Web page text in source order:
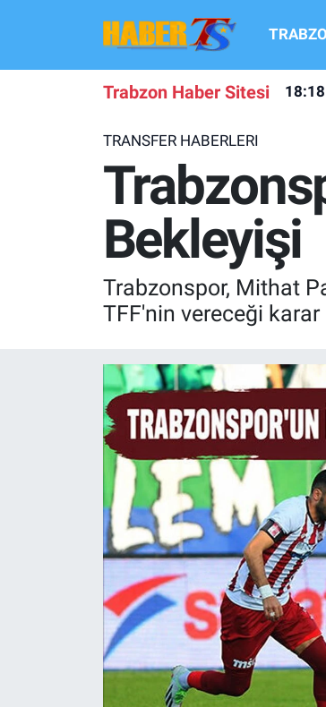
Trabzon Haber Sitesi 18:18
TRANSFER HABERLERI
Bekleyişi
Trabzonspor, Mithat
TFF'nin vereceği karar
TRABZONSPOR
TRANSFER HABERLERI
KULİS MEYDANI
1461 TRABZON
ALT LIGLER
TV VE SİNEMA
BASKETBOL
KÜLTÜR SANAT
Hava Durumu
Süper Lig Puan Durumu ve Fikstür
Tüm Manşetler
Son Dakika Haberleri
Haber Arşivi